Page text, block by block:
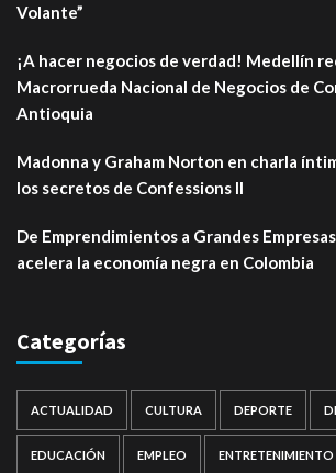
Volante”
¡A hacer negocios de verdad! Medellín
Macrorrueda Nacional de Negocios de
Antioquia
Madonna y Graham Norton en charla
los secretos de Confessions II
De Emprendimientos a Grandes
acelera la economía negra en Colombia
Categorías
ACTUALIDAD CULTURA DEPORTE
EDUCACIÓN EMPLEO ENTRETENIMIENTO